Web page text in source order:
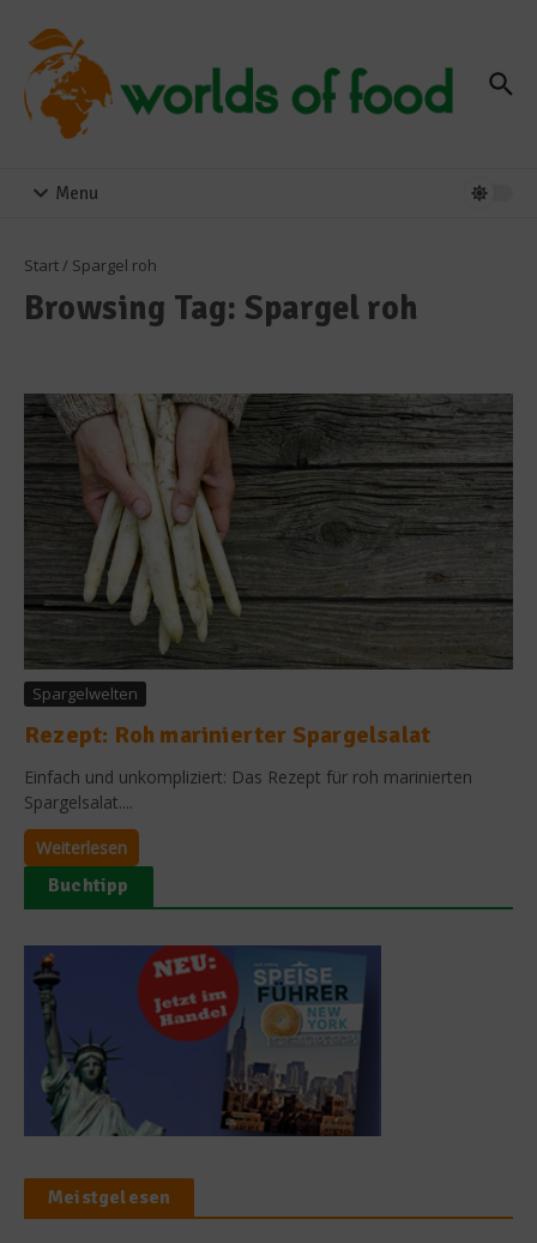
Menu
Start/ Spargel roh
Browsing Tag: Spargel roh
Spargelwelten
Rezept: Roh marinierter Spargelsalat
Einfach und unkompliziert: Das Rezept für roh marinierten
Spargelsalat....
Weiterlesen
Buchtipp
Meistgelesen